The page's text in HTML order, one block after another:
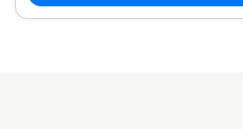
SOTECO
SOTECO EUROPA 515 HP